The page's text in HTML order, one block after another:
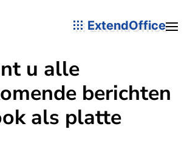
ExtendOffice
u alle
berichten
als platte